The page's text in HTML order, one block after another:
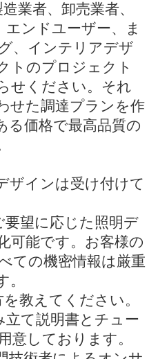
業者、卸売業者、
エンドユーザー、ま
、インテリアデザ
トのプロジェクト
せください。それ
せた調達プランを作
る価格で最高品質の
ザインは受け付けて
望に応じた照明デ
可能です。お客様の
ての機密情報は厳重
教えてください。
て説明書とチュー
意しております。